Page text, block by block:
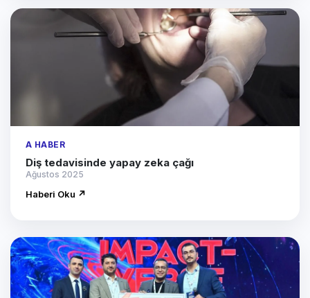
A HABER
Diş tedavisinde yapay zeka çağı
Ağustos 2025
Haberi Oku ↗